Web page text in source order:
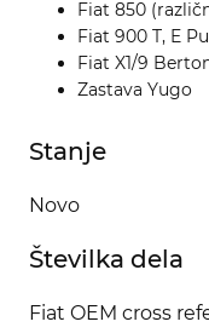
Fiat 850
Fiat 900 T, E
Fiat X1/9
Zastava Yugo
Stanje
Novo
Številka dela
Fiat OEM cross